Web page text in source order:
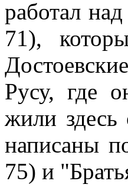
работал
71),
Русу, где
жили
написаны
75) и